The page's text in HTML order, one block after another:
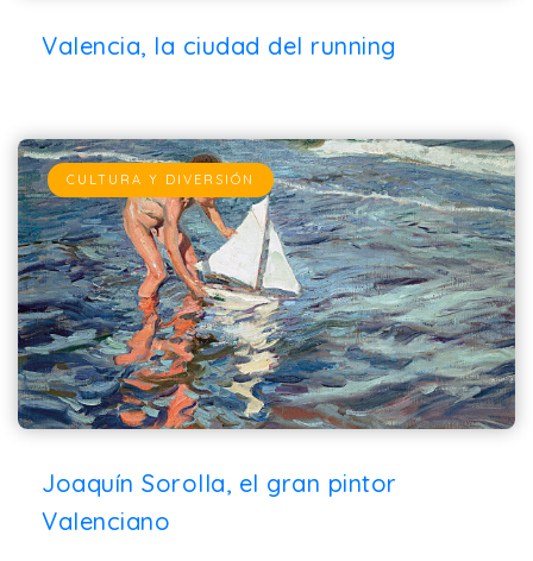
Valencia, la ciudad del running
CULTURA Y DIVERSIÓN
Joaquín Sorolla, el gran pintor
Valenciano